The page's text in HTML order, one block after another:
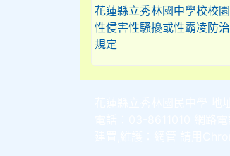
花蓮縣立秀林國中學校校園
性侵害性騷擾或性霸凌防治
規定